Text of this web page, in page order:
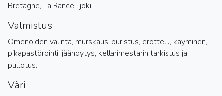
Bretagne, La Rance -joki.
Valmistus
Omenoiden valinta, murskaus, puristus, erottelu, käyminen,
pikapastörointi, jäähdytys, kellarimestarin tarkistus ja
pullotus.
Väri